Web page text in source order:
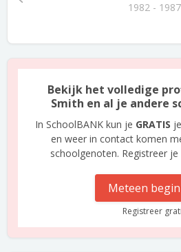
1982 - 1987
Bekijk het volledige
Smith en al je andere
In SchoolBANK kun je GRATIS
en weer in contact komen
schoolgenoten. Registreer
Meteen
Registreer